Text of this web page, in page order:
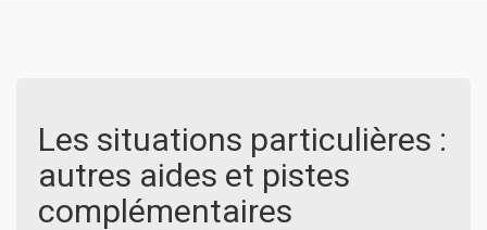
Les situations particulières :
autres aides et pistes
complémentaires